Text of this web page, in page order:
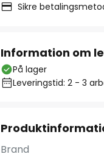
Sikre
Information om
På lager
Leveringstid: 2 - 3
Brand